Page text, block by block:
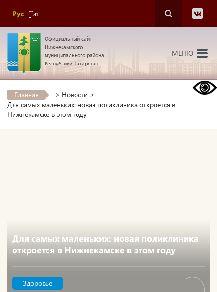
Рус Тат
Официальный сайт
Нижнекамского
муниципального района
Республики Татарстан
МЕНЮ
Главная > Новости >
Для самых маленьких: новая поликлиника откроется в
Нижнекамске в этом году
Для самых маленьких: новая поликлиника
откроется в Нижнекамске в этом году
Здоровье